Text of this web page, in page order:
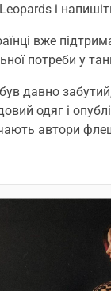
і
вже
потреби у
давно
одяг і
автори